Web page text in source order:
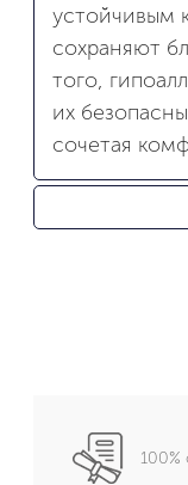
устойчивым
сохраняют
того,
их
сочетая
100%